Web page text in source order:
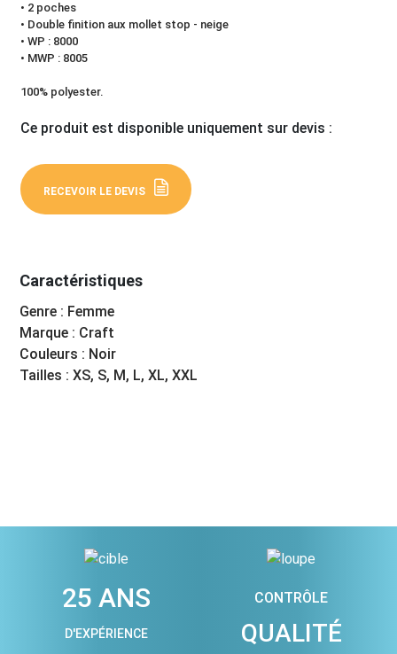
• 2 poches
• Double finition aux mollet stop - neige
• WP : 8000
• MWP : 8005
100% polyester.
Ce produit est disponible uniquement sur devis :
RECEVOIR LE DEVIS
Caractéristiques
Genre : Femme
Marque : Craft
Couleurs : Noir
Tailles : XS, S, M, L, XL, XXL
25 ANS
D'EXPÉRIENCE
CONTRÔLE
QUALITÉ